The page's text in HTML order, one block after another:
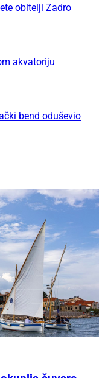
obitelji Zadro
akvatoriju
bend oduševio